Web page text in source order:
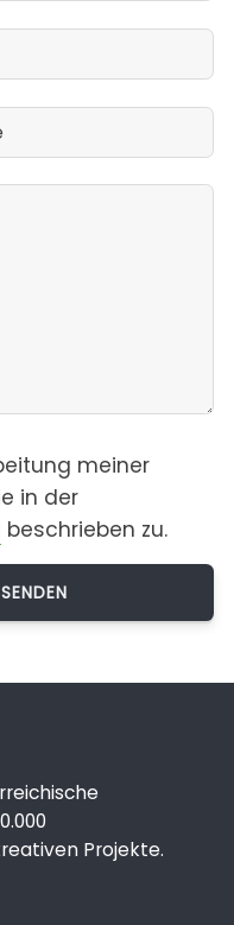
meiner
in der
beschrieben zu.
Projekte.